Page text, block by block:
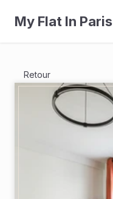
My Flat In Paris
Retour